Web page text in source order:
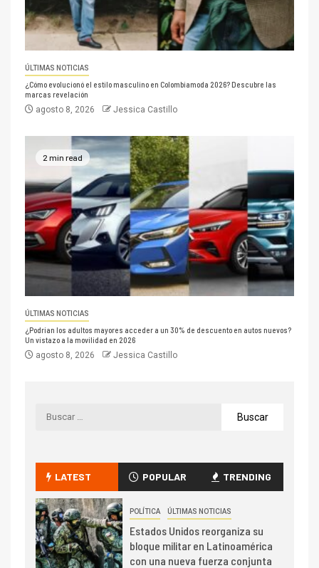
ÚLTIMAS NOTICIAS
¿Cómo evolucionó el estilo masculino en Colombiamoda 2026? Descubre las
marcas revelación
agosto 8, 2026 Jessica Castillo
2 min read
ÚLTIMAS NOTICIAS
¿Podrían los adultos mayores acceder a un 30% de descuento en autos nuevos?
Un vistazo a la movilidad en 2026
agosto 8, 2026 Jessica Castillo
LATEST POPULAR TRENDING
POLÍTICA ÚLTIMAS NOTICIAS
Estados Unidos reorganiza su
bloque militar en Latinoamérica
con una nueva fuerza conjunta